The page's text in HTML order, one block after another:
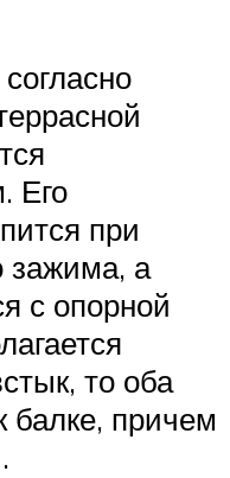
Его
при
зажима, а
с опорной
то оба
балке, причем